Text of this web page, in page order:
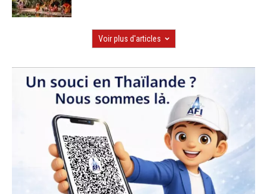
Voir plus d'articles